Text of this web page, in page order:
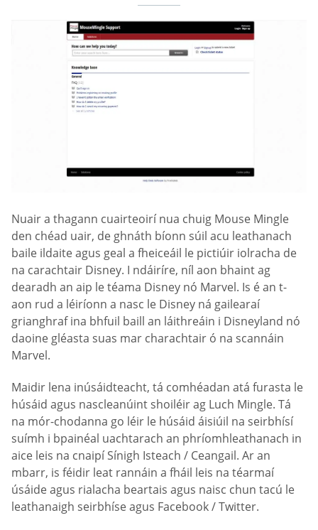
Nuair a thagann cuairteoirí nua chuig Mouse Mingle
den chéad uair, de ghnáth bíonn súil acu leathanach
baile ildaite agus geal a fheiceáil le pictiúir iolracha de
na carachtair Disney. I ndáiríre, níl aon bhaint ag
dearadh an aip le téama Disney nó Marvel. Is é an t-
aon rud a léiríonn a nasc le Disney ná gailearaí
grianghraf ina bhfuil baill an láithreáin i Disneyland nó
daoine gléasta suas mar charachtair ó na scannáin
Marvel.
Maidir lena inúsáidteacht, tá comhéadan atá furasta le
húsáid agus nascleanúint shoiléir ag Luch Mingle. Tá
na mór-chodanna go léir le húsáid áisiúil na seirbhísí
suímh i bpainéal uachtarach an phríomhleathanach in
aice leis na cnaipí Sínigh Isteach / Ceangail. Ar an
mbarr, is féidir leat rannáin a fháil leis na téarmaí
úsáide agus rialacha beartais agus naisc chun tacú le
leathanaigh seirbhíse agus Facebook / Twitter.